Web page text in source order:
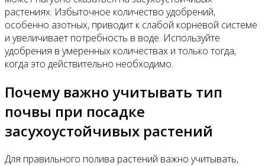
растениях. Избыточное количество удобрений,
особенно азотных, приводит к слабой корневой системе
и увеличивает потребность в воде. Используйте
удобрения в умеренных количествах и только тогда,
когда это действительно необходимо.
Почему важно учитывать тип
почвы при посадке
засухоустойчивых растений
Для правильного полива растений важно учитывать,